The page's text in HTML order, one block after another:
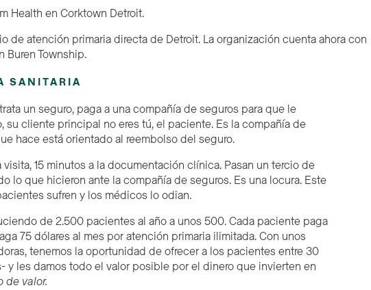
de atención primaria directa de Detroit. La organización cuenta ahora con
Buren Township.
SANITARIA
un seguro, paga a una compañía de seguros para que le
cliente principal no eres tú, el paciente. Es la compañía de
hace está orientado al reembolso del seguro.
15 minutos a ladocumentación clínica. Pasan un tercio de
que hicieron ante la compañía de seguros. Es una locura. Este
sufren y los médicos lo odian.
de 2.500 pacientes al año a unos 500. Cada paciente paga
75 dólares al mes por atención primaria ilimitada. Con unos
tenemos la oportunidad de ofrecer a los pacientes entre 30
les damos todo el valor posible por el dinero que invierten en
de valor.